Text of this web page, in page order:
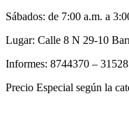
Sábados: de 7:00 a.m. a
Lugar: Calle 8 N 29-10
Informes: 8744370 –
Precio Especial según la